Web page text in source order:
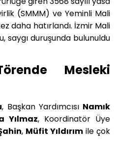
(SMMM) ve Yeminli Mali
daha hatırlandı. İzmir Mali
saygı duruşunda bulunuldu
Mesleki
, Başkan Yardımcısı Namık
Yılmaz, Koordinatör Üye
, Müfit Yıldırımile çok